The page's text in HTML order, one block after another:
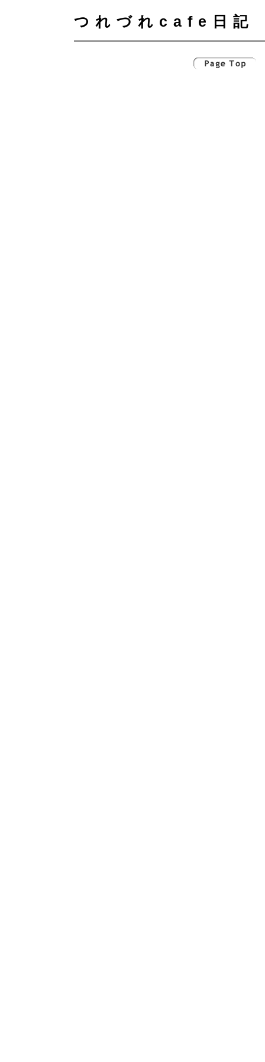
つれづれcafe日記